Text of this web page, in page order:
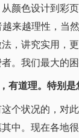
颜色设计到彩
来越理性，当
，讲究实用，
。我们最大的
道理。特别是
状况的，对此
中。现在各地